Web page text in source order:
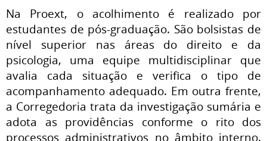
Na Proext, o acolhimento é realizado por
estudantes de pós-graduação. São bolsistas de
nível superior nas áreas do direito e da
psicologia, uma equipe multidisciplinar que
avalia cada situação e verifica o tipo de
acompanhamento adequado. Em outra frente,
a Corregedoria trata da investigação sumária e
adota as providências conforme o rito dos
processos administrativos no âmbito interno.